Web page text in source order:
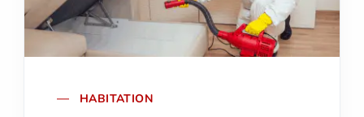
HABITATION